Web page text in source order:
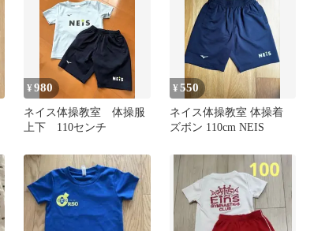
¥980
ネイス体操教室 体操服
上下 110センチ
¥550
ネイス体操教室 体操着
ズボン 110cm NEIS